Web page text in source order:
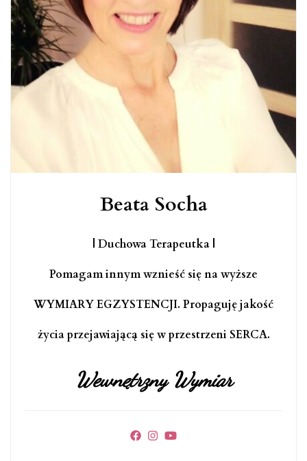
Beata Socha
| Duchowa Terapeutka |
Pomagam innym wznieść się na wyższe
WYMIARY EGZYSTENCJI. Propaguję jakość
życia przejawiającą się w przestrzeni SERCA.
Wewnętrzny Wymiar